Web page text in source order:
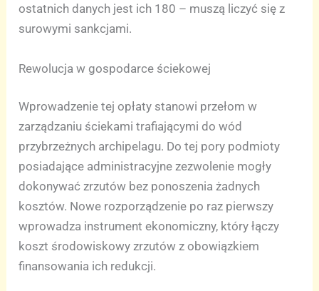
ostatnich danych jest ich 180 – muszą liczyć się z
surowymi sankcjami.
Rewolucja w gospodarce ściekowej
Wprowadzenie tej opłaty stanowi przełom w
zarządzaniu ściekami trafiającymi do wód
przybrzeżnych archipelagu. Do tej pory podmioty
posiadające administracyjne zezwolenie mogły
dokonywać zrzutów bez ponoszenia żadnych
kosztów. Nowe rozporządzenie po raz pierwszy
wprowadza instrument ekonomiczny, który łączy
koszt środowiskowy zrzutów z obowiązkiem
finansowania ich redukcji.